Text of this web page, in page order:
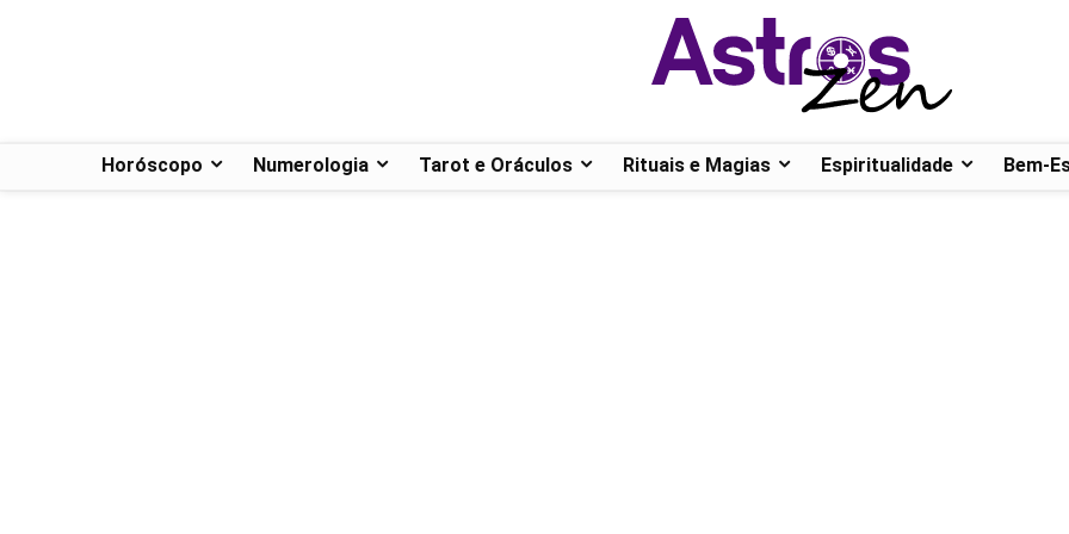
Horóscopo Numerologia Tarot e Oráculos Rituais e Magias Espiritualidade Bem-